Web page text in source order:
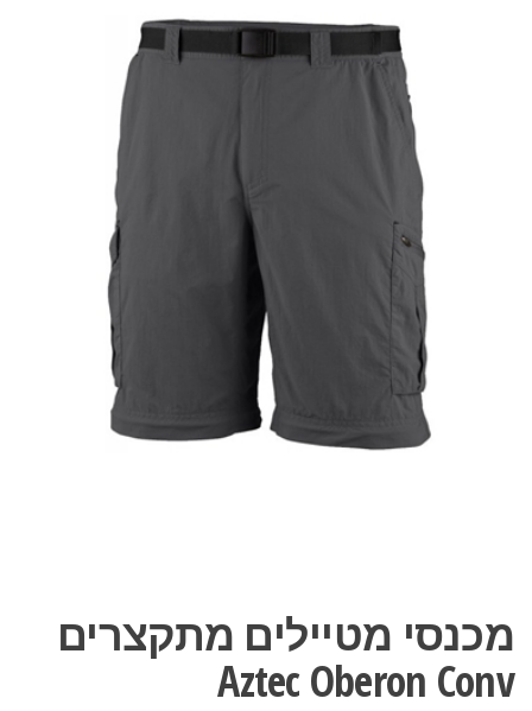
מכנסי מטיילים מתקצרים
Aztec Oberon Conv